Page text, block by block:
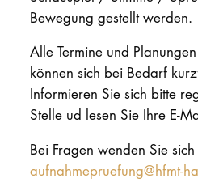
Bewegung gestellt werden.
Alle Termine und
können sich bei Bedarf
Informieren Sie sich bitte
Stelle ud lesen Sie Ihre E-
Bei Fragen wenden Sie
aufnahmepruefung@hfmt-